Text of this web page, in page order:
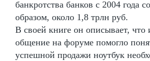
банкротства банков с 2004 года
образом, около 1,8 трлн руб.
В своей книге он описывает, что
общение на форуме помогло
успешной продажи ноутбук